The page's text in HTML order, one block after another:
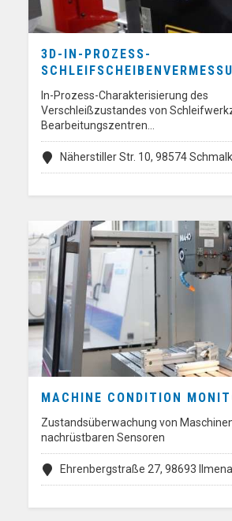
3D-IN-PROZESS-
In-Prozess-Charakterisierung des
Verschleißzustandes von
Bearbeitungszentren…
Näherstiller Str. 10, 98574
MACHINE CONDITION
Zustandsüberwachung von
nachrüstbaren Sensoren
Ehrenbergstraße 27, 98693